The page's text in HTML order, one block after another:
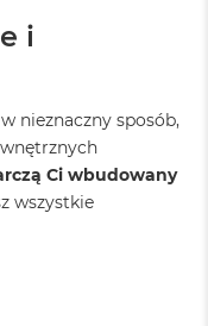
i
nieznaczny sposób,
Ci wbudowany
wszystkie